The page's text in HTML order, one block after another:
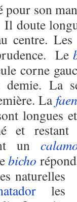
pour son
doute
centre.
Le
corne
demie. La
La
longues
et
un
bicho
naturelles
les